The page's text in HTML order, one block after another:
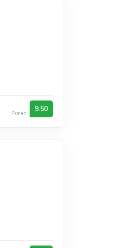
2 oy ile 9.50